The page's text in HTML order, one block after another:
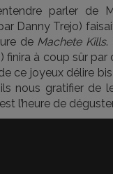
parler
Danny Trejo)
de Machete Kills.
à coup sûr par
ce joyeux délire
nous gratifier de
l’heure de